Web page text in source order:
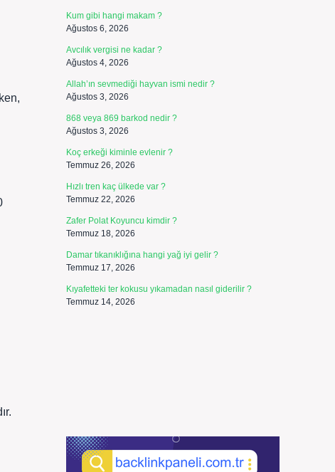
Kum gibi hangi makam ?
Ağustos 6, 2026
Avcılık vergisi ne kadar ?
Ağustos 4, 2026
Allah’ın sevmediği hayvan ismi nedir ?
Ağustos 3, 2026
868 veya 869 barkod nedir ?
Ağustos 3, 2026
Koç erkeği kiminle evlenir ?
Temmuz 26, 2026
Hızlı tren kaç ülkede var ?
Temmuz 22, 2026
Zafer Polat Koyuncu kimdir ?
Temmuz 18, 2026
Damar tıkanıklığına hangi yağ iyi gelir ?
Temmuz 17, 2026
Kıyafetteki ter kokusu yıkamadan nasıl giderilir ?
Temmuz 14, 2026